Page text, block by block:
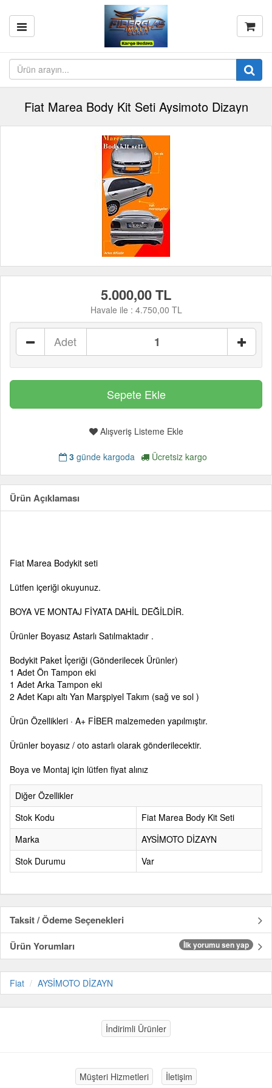
Fiat Marea Body Kit Seti Aysimoto Dizayn
5.000,00 TL
Havale ile : 4.750,00 TL
Adet
Alışveriş Listeme Ekle
3 günde kargoda Ücretsiz kargo
Ürün Açıklaması
Fiat Marea Bodykit seti
Lütfen içeriği okuyunuz.
BOYA VE MONTAJ FİYATA DAHİL DEĞİLDİR.
Ürünler Boyasız Astarlı Satılmaktadır .
Bodykit Paket İçeriği (Gönderilecek Ürünler)
1 Adet Ön Tampon eki
1 Adet Arka Tampon eki
2 Adet Kapı altı Yan Marşpiyel Takım (sağ ve sol )
Ürün Özellikleri · A+ FİBER malzemeden yapılmıştır.
Ürünler boyasız / oto astarlı olarak gönderilecektir.
Boya ve Montaj için lütfen fiyat alınız
Diğer Özellikler
Stok Kodu
Fiat Marea Body Kit Seti
Marka
AYSİMOTO DİZAYN
Stok Durumu
Var
Taksit / Ödeme Seçenekleri
Ürün Yorumları
İlk yorumu sen yap
Fiat AYSİMOTO DİZAYN
İndirimli Ürünler
Müşteri Hizmetleri İletişim